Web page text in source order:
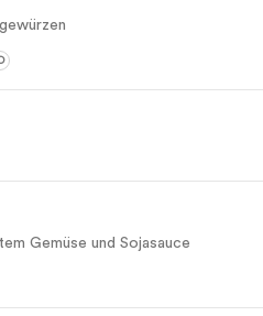
Gemüse und Sojasauce